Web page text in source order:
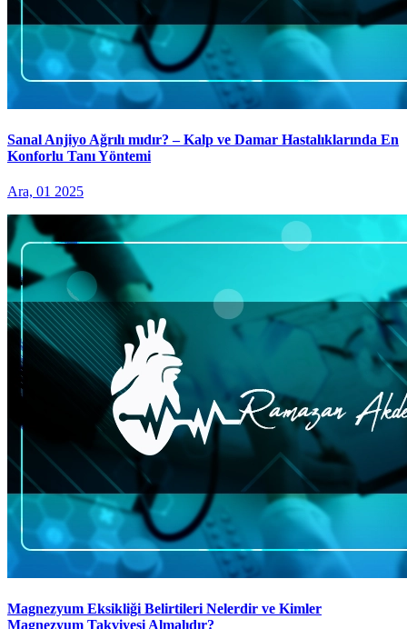
Sanal Anjiyo Ağrılı mıdır? – Kalp ve Damar Hastalıklarında En
Konforlu Tanı Yöntemi
Ara, 01 2025
Magnezyum Eksikliği Belirtileri Nelerdir ve Kimler
Magnezyum Takviyesi Almalıdır?